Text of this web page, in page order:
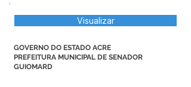
Visualizar
GOVERNO DO ESTADO ACRE
PREFEITURA MUNICIPAL DE SENADOR
GUIOMARD